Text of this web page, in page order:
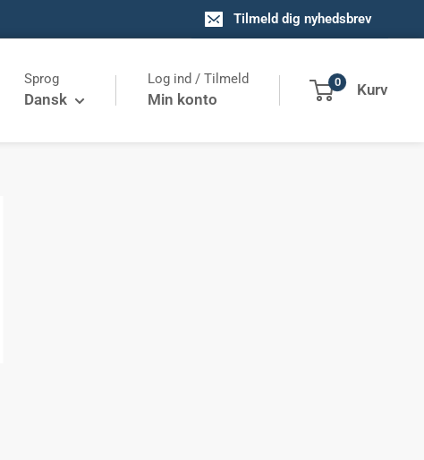
Tilmeld dig nyhedsbrev
Sprog
Dansk
Log ind / Tilmeld
Min konto
0 Kurv